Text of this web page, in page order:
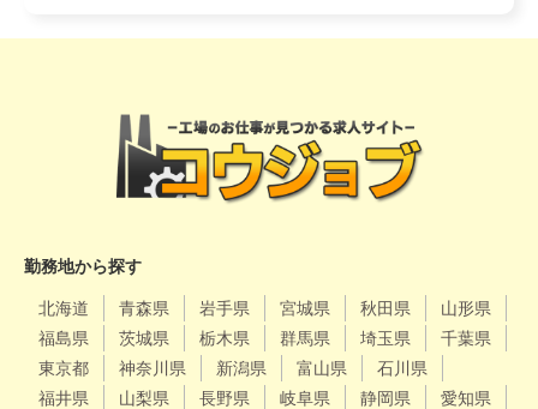
勤務地から探す
北海道 青森県 岩手県 宮城県 秋田県
山形県
福島県
茨城県 栃木県 群馬県 埼玉県
千葉県
東京都
神奈川県 新潟県 富山県
石川県
福井県
山梨県 長野県 岐阜県 静岡県
愛知県